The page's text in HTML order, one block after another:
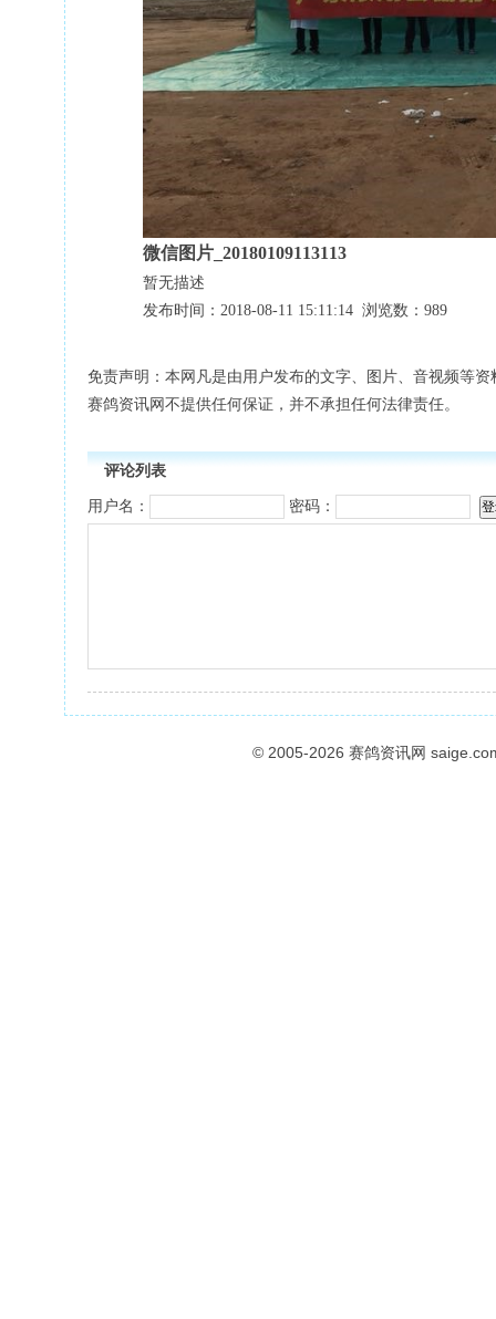
微信图片_20180109113113
暂无描述
发布时间：2018-08-11 15:11:14 浏览数：989
免责声明：本网凡是由用户发布的文字、图片、音视频等
赛鸽资讯网不提供任何保证，并不承担任何法律责任。
评论列表
用户名： 密码：
© 2005-2026 赛鸽资讯网